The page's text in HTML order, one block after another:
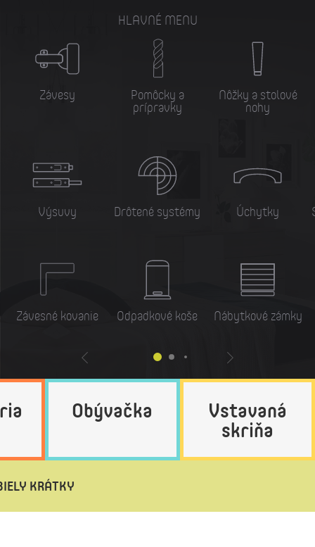
HLAVNÉ MENU
Závesy
Výsuvy
Závesné kovanie
Pomôcky a
prípravky
Drôtené systémy
Odpadkové koše
Nôžky a stolové
nohy
Úchytky
Nábytkové zámky
Obývačka Vstavaná
skriňa
KRÁTKY